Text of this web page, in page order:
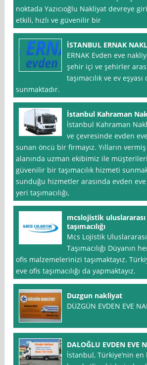
noktada Yazıcıoğlu Nakliyat devreye
etkili, hızlı ve güvenilir bir
İSTANBUL ERNAK
ERNAK Evden eve
şehir içi ve şehirler
taşımacılık ve ev
sunmaktadır.
İstanbul Kahraman
İstanbul Kahraman
ve çevresinde evden
sunan öncü bir firmayız. Yılların
alanında uzman ekibimiz ile
güvenilir bir taşımacılık hizmeti
sunduğu hizmetler arasında evden
yeri taşımacılığı,
mcslojistik
taşımacılığı
Mcs Lojistik
Taşımacılığı Düyanın
ofis malzemelerinizi taşımaktayız.
eve ofis taşımacılığı da yapmaktayız.
Duzgun nakliyat
DÜZGÜN EVDEN EVE
DALOĞLU EVDEN EVE
İstanbul, Türkiye’nin en